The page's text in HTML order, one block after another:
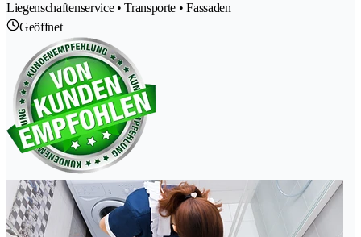
Liegenschaftenservice • Transporte • Fassaden
Geöffnet